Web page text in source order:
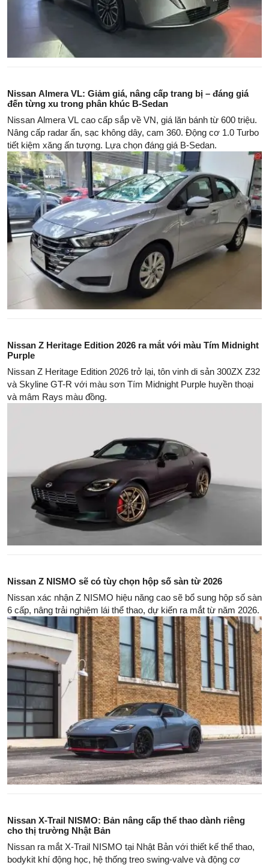
Nissan Almera VL: Giảm giá, nâng cấp trang bị – đáng giá
đến từng xu trong phân khúc B-Sedan
Nissan Almera VL cao cấp sắp về VN, giá lăn bánh từ 600 triệu.
Nâng cấp radar ẩn, sạc không dây, cam 360. Động cơ 1.0 Turbo
tiết kiệm xăng ấn tượng. Lựa chọn đáng giá B-Sedan.
Nissan Z Heritage Edition 2026 ra mắt với màu Tím Midnight
Purple
Nissan Z Heritage Edition 2026 trở lại, tôn vinh di sản 300ZX Z32
và Skyline GT-R với màu sơn Tím Midnight Purple huyền thoại
và mâm Rays màu đồng.
Nissan Z NISMO sẽ có tùy chọn hộp số sàn từ 2026
Nissan xác nhận Z NISMO hiệu năng cao sẽ bổ sung hộp số sàn
6 cấp, nâng trải nghiệm lái thể thao, dự kiến ra mắt từ năm 2026.
Nissan X-Trail NISMO: Bản nâng cấp thể thao dành riêng
cho thị trường Nhật Bản
Nissan ra mắt X-Trail NISMO tại Nhật Bản với thiết kế thể thao,
bodykit khí động học, hệ thống treo swing-valve và động cơ